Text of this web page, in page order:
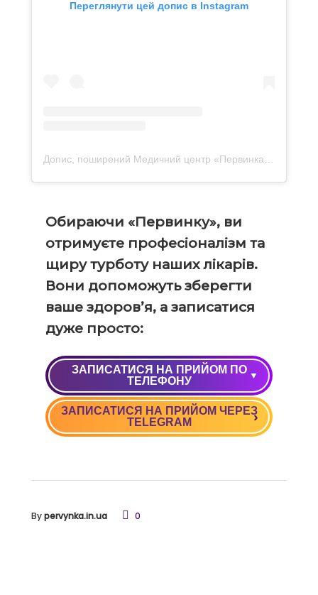
Переглянути цей допис в Instagram
Обираючи «Первинку», ви
отримуєте професіоналізм та
щиру турботу наших лікарів.
Вони допоможуть зберегти
ваше здоров’я, а записатися
дуже просто:
ЗАПИСАТИСЯ НА ПРИЙОМ ПО
ТЕЛЕФОНУ
+38 (050) 037 09 90
ЗАПИСАТИСЯ НА ПРИЙОМ ЧЕРЕЗ
TELEGRAM
Bypervynka.in.ua 0